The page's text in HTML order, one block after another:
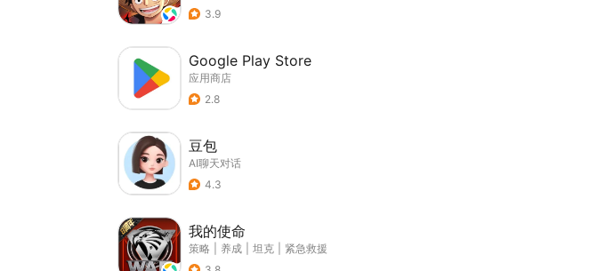
3.9
Google Play Store
应用商店
2.8
豆包
AI聊天对话
4.3
我的使命
策略 养成 坦克
紧急救援